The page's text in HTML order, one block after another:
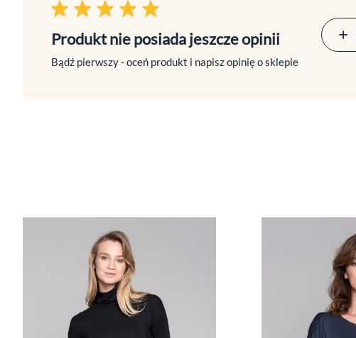
Produkt nie posiada jeszcze opinii
Bądź pierwszy - oceń produkt i napisz opinię o sklepie